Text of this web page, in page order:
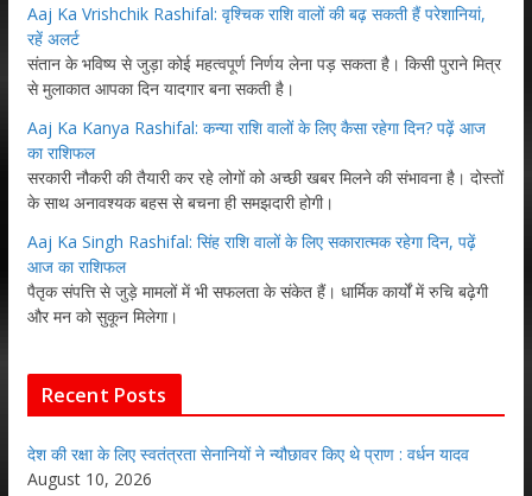
Aaj Ka Vrishchik Rashifal: वृश्चिक राशि वालों की बढ़ सकती हैं परेशानियां,
रहें अलर्ट
संतान के भविष्य से जुड़ा कोई महत्वपूर्ण निर्णय लेना पड़ सकता है। किसी पुराने मित्र
से मुलाकात आपका दिन यादगार बना सकती है।
Aaj Ka Kanya Rashifal: कन्या राशि वालों के लिए कैसा रहेगा दिन? पढ़ें आज
का राशिफल
सरकारी नौकरी की तैयारी कर रहे लोगों को अच्छी खबर मिलने की संभावना है। दोस्तों
के साथ अनावश्यक बहस से बचना ही समझदारी होगी।
Aaj Ka Singh Rashifal: सिंह राशि वालों के लिए सकारात्मक रहेगा दिन, पढ़ें
आज का राशिफल
पैतृक संपत्ति से जुड़े मामलों में भी सफलता के संकेत हैं। धार्मिक कार्यों में रुचि बढ़ेगी
और मन को सुकून मिलेगा।
Recent Posts
देश की रक्षा के लिए स्वतंत्रता सेनानियों ने न्यौछावर किए थे प्राण : वर्धन यादव
August 10, 2026